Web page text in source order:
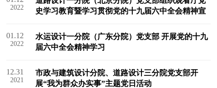
2022
史学习教育暨学习贯彻党的十九届六中全会精神宣
01.12
2022
水运设计一分院（广东分院）党支部 开展党的十九
届六中全会精神学习
12.31
2021
市政与建筑设计分院、道路设计三分院党支部开
展“我为群众办实事”主题党日活动